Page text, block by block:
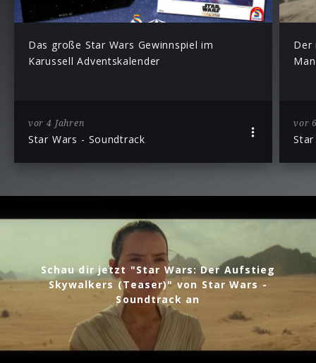
Das große Star Wars Gewinnspiel im
Karussell Adventskalender
vor 4 Jahren
Star Wars - Soundtrack
Der
vor
Schau dir jetzt "Star Wars: Der Aufstieg
Skywalkers (Teaser)" von Star Wars -
Soundtrack an